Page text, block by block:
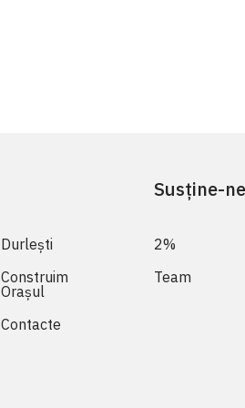
Durlești
Construim
Orașul
Contacte
Susține-ne
2%
Team